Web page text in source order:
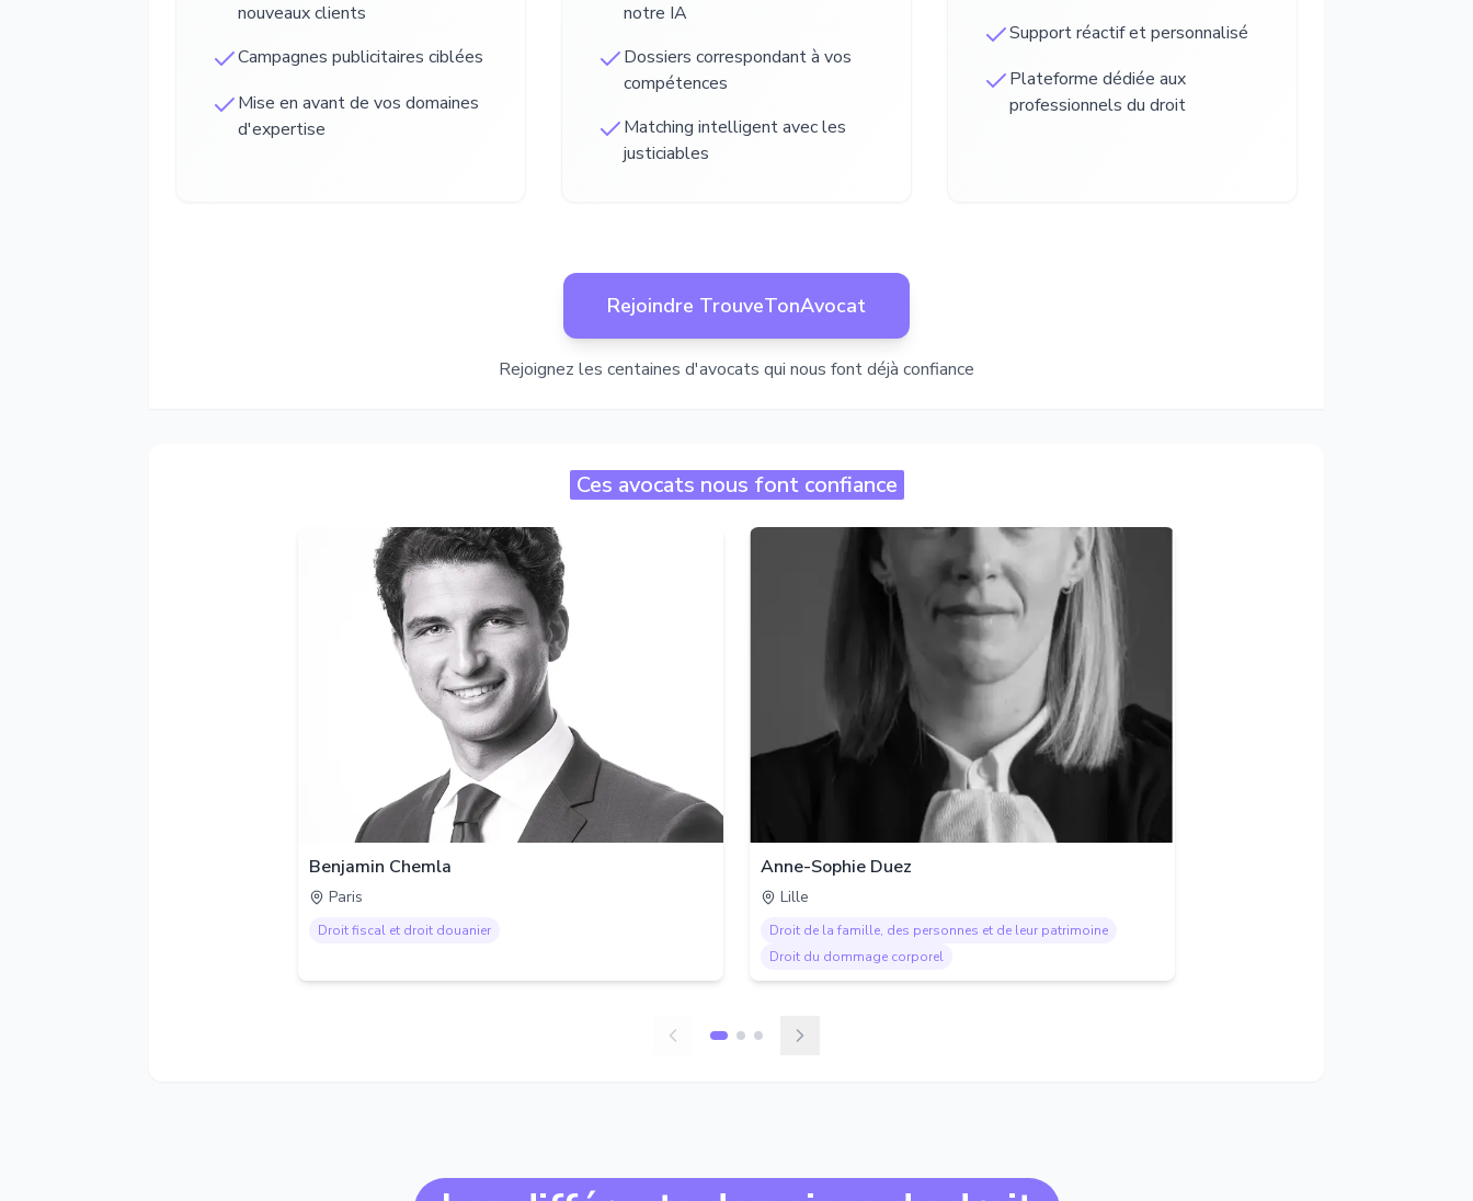
nouveaux clients
Campagnes publicitaires ciblées
Mise en avant de vos domaines
d'expertise
notre IA
Dossiers correspondant à vos
compétences
Matching intelligent avec les
justiciables
Support réactif et personnalisé
Plateforme dédiée aux
professionnels du droit
Rejoindre TrouveTonAvocat
Rejoignez les centaines d'avocats qui nous font déjà confiance
Ces avocats nous font confiance
Benjamin Chemla
Paris
Droit fiscal et droit douanier
Anne-Sophie Duez
Lille
Droit de la famille, des personnes et de leur patrimoine
Droit du dommage corporel